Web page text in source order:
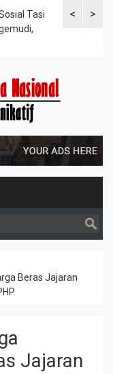
<
Tasi
Kapolres
>
Beras Jajaran
Jajaran